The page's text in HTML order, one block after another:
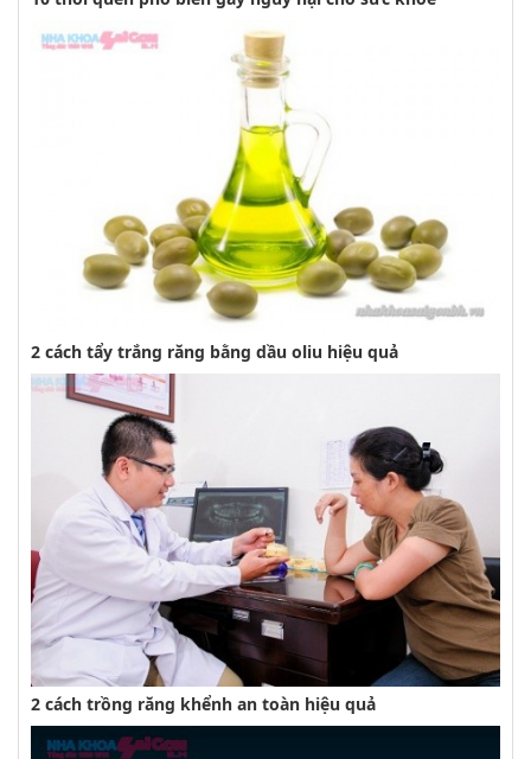
2 cách tẩy trắng răng bằng dầu oliu hiệu quả
2 cách trồng răng khểnh an toàn hiệu quả